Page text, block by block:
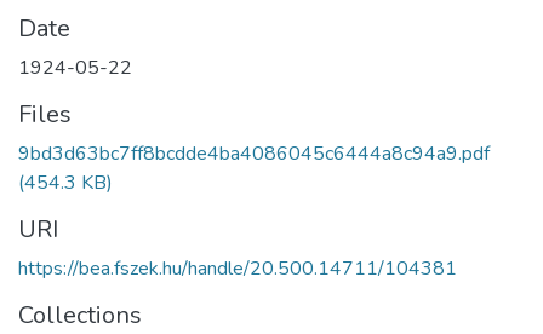
Date
1924-05-22
Files
9bd3d63bc7ff8bcdde4ba4086045c6444a8c94a9.pdf
(454.3 KB)
URI
https://bea.fszek.hu/handle/20.500.14711/104381
Collections